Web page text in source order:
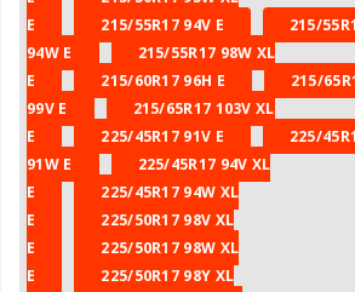
E
215/55R17 94V E
215/
94W E
215/55R17 98W XL
E
215/60R17 96H E
215/
99V E
215/65R17 103V XL
E
225/45R17 91V E
225/
91W E
225/45R17 94V XL
E
225/45R17 94W XL
E
225/50R17 98V XL
E
225/50R17 98W XL
E
225/50R17 98Y XL